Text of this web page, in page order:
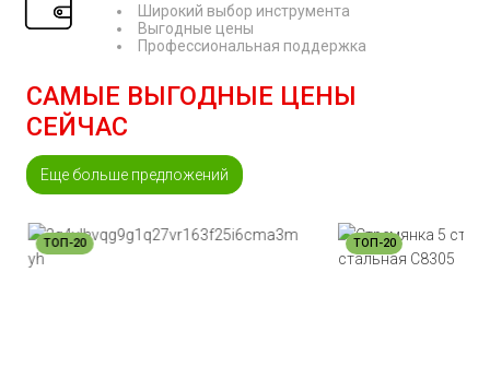
Широкий выбор инструмента
Выгодные цены
Профессиональная поддержка
САМЫЕ ВЫГОДНЫЕ ЦЕНЫ
СЕЙЧАС
Еще больше предложений
ТОП-20 ТОП-20